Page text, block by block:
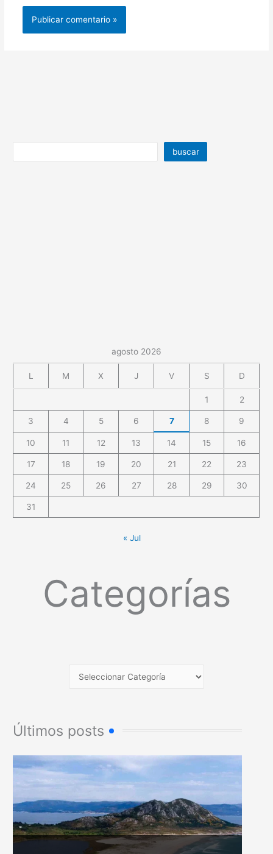
buscar
agosto 2026
L M X J V S D
1 2
3 4 5 6 7 8 9
10 11 12 13 14 15 16
17 18 19 20 21 22 23
24 25 26 27 28 29 30
31
« Jul
Categorías
Últimos posts